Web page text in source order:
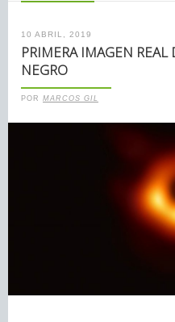
10 ABRIL, 2019
PRIMERA IMAGEN REAL
NEGRO
POR MARCOS GIL